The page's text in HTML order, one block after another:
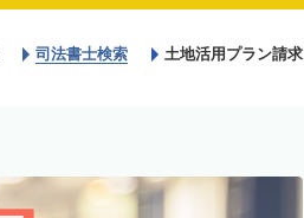
司法書士検索 土地活用プラン請求